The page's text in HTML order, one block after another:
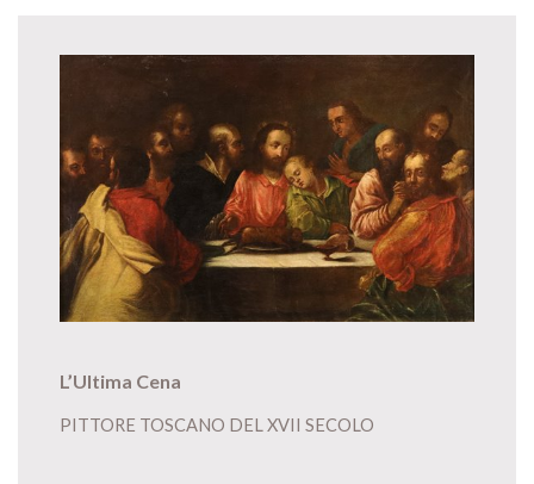
L’Ultima Cena
PITTORE TOSCANO DEL XVII SECOLO